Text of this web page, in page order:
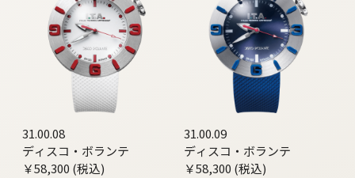
31.00.08
ディスコ・ボランテ
￥58,300 (税込)
31.00.09
ディスコ・ボランテ
￥58,300 (税込)